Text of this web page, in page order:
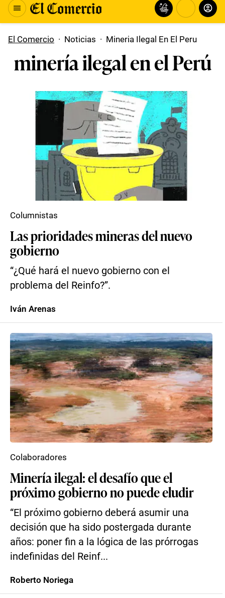
El Comercio · Noticias · Mineria Ilegal En El Peru
minería ilegal en el Perú
Las prioridades mineras del nuevo
gobierno
“¿Qué hará el nuevo gobierno con el
problema del Reinfo?”.
Columnistas
Iván Arenas
Minería ilegal: el desafío que el
próximo gobierno no puede eludir
“El próximo gobierno deberá asumir una
decisión que ha sido postergada durante
años: poner fin a la lógica de las prórrogas
indefinidas del Reinf...
Colaboradores
Roberto Noriega